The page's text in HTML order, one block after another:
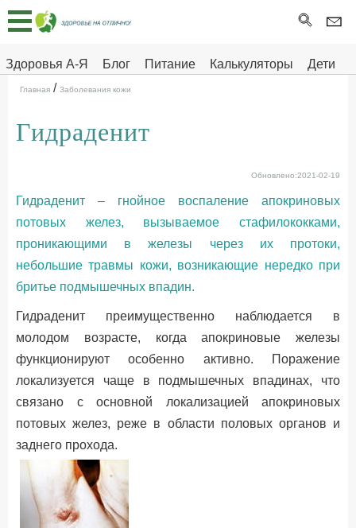
Здоровья А-Я Блог Питание Калькуляторы
Дети
Здоровье на отлично
Главная
Тесты
Про
ДЕТЯМ
Главная / Заболевания кожи
Гидраденит
Обновлено:2021-02-19
Гидраденит – гнойное воспаление апокриновых
потовых желез, вызываемое стафилококками,
проникающими в железы через их протоки,
небольшие травмы кожи, возникающие нередко при
бритье подмышечных впадин.
Гидраденит преимущественно наблюдается в
молодом возрасте, когда апокриновые железы
функционируют особенно активно. Поражение
локализуется чаще в подмышечных впадинах, что
связано с основной локализацией апокриновых
потовых желез, реже в области половых органов и
заднего прохода.